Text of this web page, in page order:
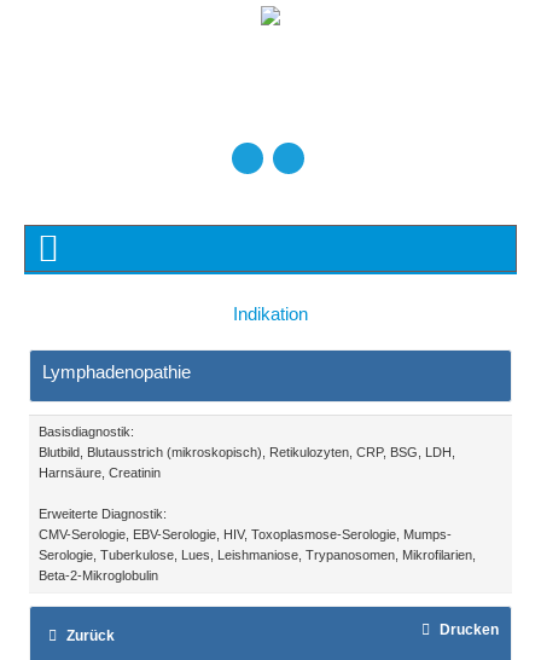
Indikation
Lymphadenopathie
Basisdiagnostik:
Blutbild, Blutausstrich (mikroskopisch), Retikulozyten, CRP, BSG, LDH,
Harnsäure, Creatinin
Erweiterte Diagnostik:
CMV-Serologie, EBV-Serologie, HIV, Toxoplasmose-Serologie, Mumps-
Serologie, Tuberkulose, Lues, Leishmaniose, Trypanosomen, Mikrofilarien,
Beta-2-Mikroglobulin
Zurück Drucken